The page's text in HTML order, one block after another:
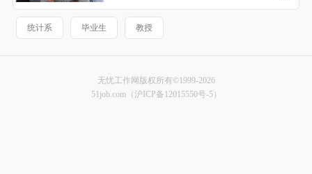
统计系 毕业生 教授
无忧工作网版权所有©1999-2026
51job.com（沪ICP备12015550号-5）